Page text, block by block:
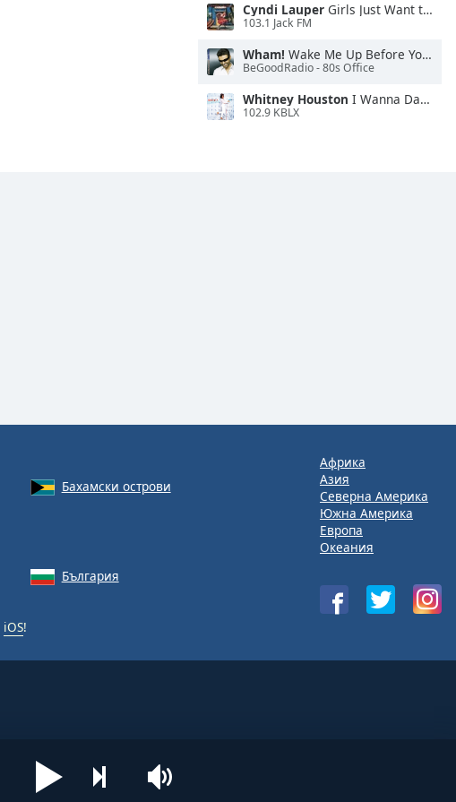
Cyndi Lauper Girls Just Want to Have Fun
103.1 Jack FM
Wham! Wake Me Up Before You Go-Go
BeGoodRadio - 80s Office
Whitney Houston I Wanna Dance With Somebody
102.9 KBLX
Бахамски острови
България
iOS!
Африка
Азия
Северна Америка
Южна Америка
Европа
Океания